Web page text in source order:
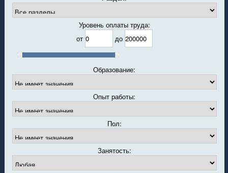
Уровень оплаты труда:
от
до
Образование:
Опыт работы:
Пол:
Занятость: